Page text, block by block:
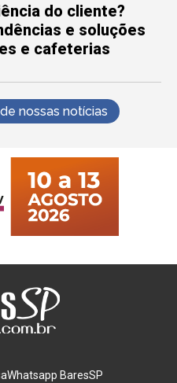
do cliente?
e soluções
e cafeterias
nossas notícias
Whatsapp BaresSP